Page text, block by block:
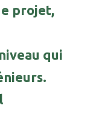
projet,
qui